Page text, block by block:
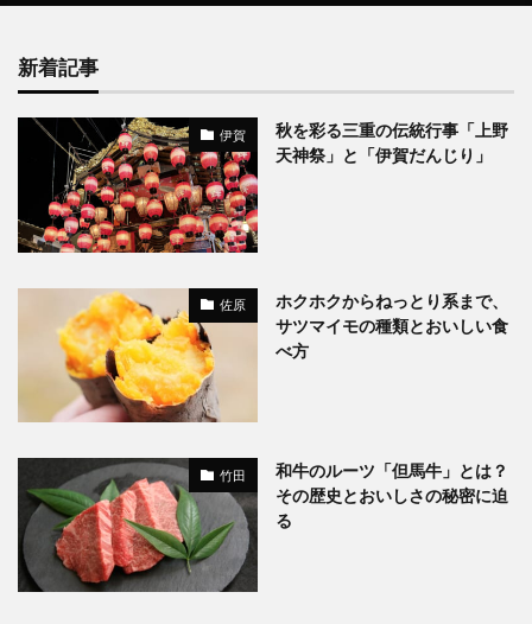
新着記事
伊賀
秋を彩る三重の伝統行事「上野
天神祭」と「伊賀だんじり」
佐原
ホクホクからねっとり系まで、
サツマイモの種類とおいしい食
べ方
竹田
和牛のルーツ「但馬牛」とは？
その歴史とおいしさの秘密に迫
る